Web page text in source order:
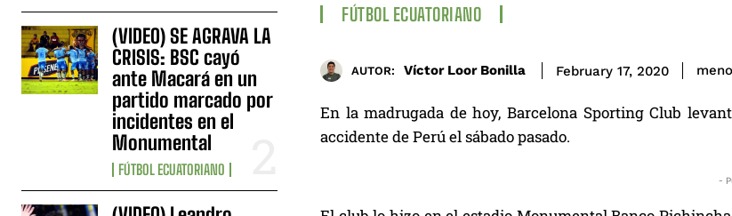
(VIDEO) SE AGRAVA LA
CRISIS: BSC cayó
ante Macará en un
partido marcado por
incidentes en el
Monumental
FÚTBOL ECUATORIANO
FÚTBOL ECUATORIANO
AUTOR: Víctor Loor Bonilla February 17, 2020
En la madrugada de hoy, Barcelona Sporting Club
accidente de Perú el sábado pasado.
-